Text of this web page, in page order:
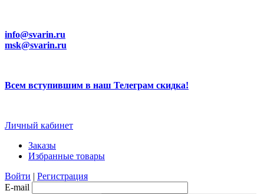
info@svarin.ru
msk@svarin.ru
Всем вступившим в наш Телеграм скидка!
Личный кабинет
Заказы
Избранные товары
Войти | Регистрация
E-mail